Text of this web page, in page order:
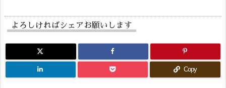
よろしければシェアお願いします
Copy